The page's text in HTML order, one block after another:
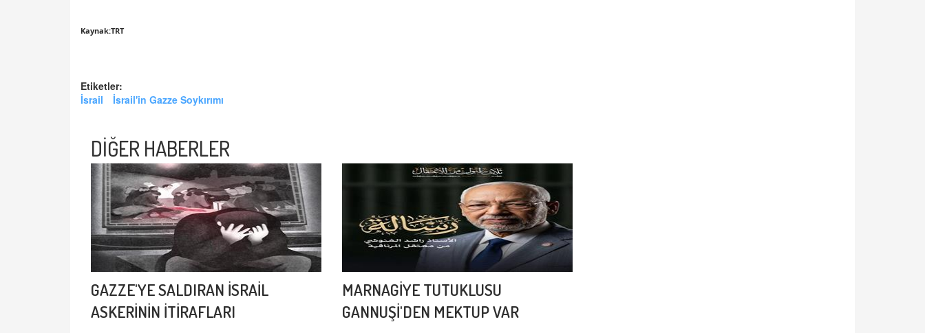
Kaynak:TRT
Etiketler:
İsrail
İsrail'in Gazze Soykırımı
DİĞER HABERLER
GAZZE'YE SALDIRAN İSRAİL
ASKERİNİN İTİRAFLARI
MARNAGİYE TUTUKLUSU
GANNUŞİ'DEN MEKTUP VAR